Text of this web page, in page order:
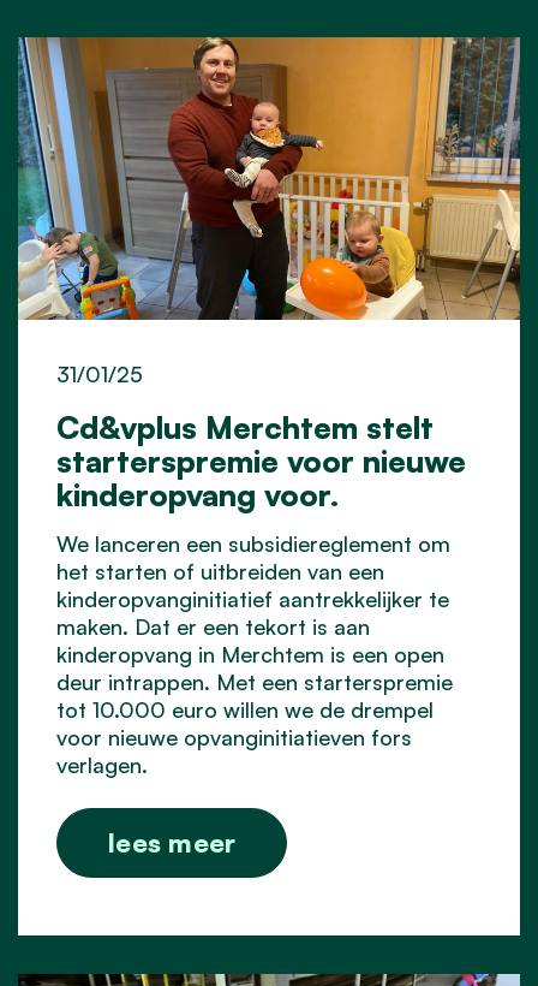
Cd&vplus Merchtem stelt
starterspremie voor nieuwe
kinderopvang voor.
31/01/25
We lanceren een subsidiereglement om
het starten of uitbreiden van een
kinderopvanginitiatief aantrekkelijker te
maken. Dat er een tekort is aan
kinderopvang in Merchtem is een open
deur intrappen. Met een starterspremie
tot 10.000 euro willen we de drempel
voor nieuwe opvanginitiatieven fors
verlagen.
lees meer